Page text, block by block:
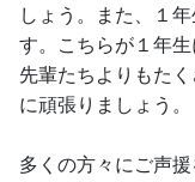
しょう。また、１
す。こちらが１年生
先輩たちよりもた
に頑張りましょう。
多くの方々にご声